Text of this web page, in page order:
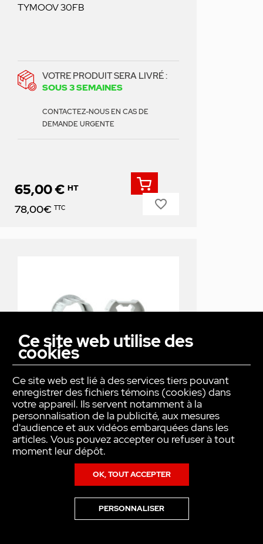
TYMOOV 30FB
VOTRE PRODUIT SERA LIVRÉ :
SOUS 3 SEMAINES
CONTACTEZ-NOUS EN CAS DE
DEMANDE URGENTE
Prix
65,00 € HT
78,00€ TTC favorite_border
ROUE & COURONNE ZF64
VOTRE PRODUIT SERA LIVRÉ :
SOUS 3 SEMAINES
CONTACTEZ-NOUS EN CAS DE
DEMANDE URGENTE
Ce site web utilise des
cookies
Ce site web est lié à des services tiers pouvant
enregistrer des fichiers témoins (cookies) dans
votre appareil. Ils servent notamment à la
personnalisation de la publicité, aux mesures
d'audience et aux vidéos embarquées dans les
articles. Vous pouvez accepter ou refuser à tout
moment leur dépôt.
OK, TOUT ACCEPTER
PERSONNALISER